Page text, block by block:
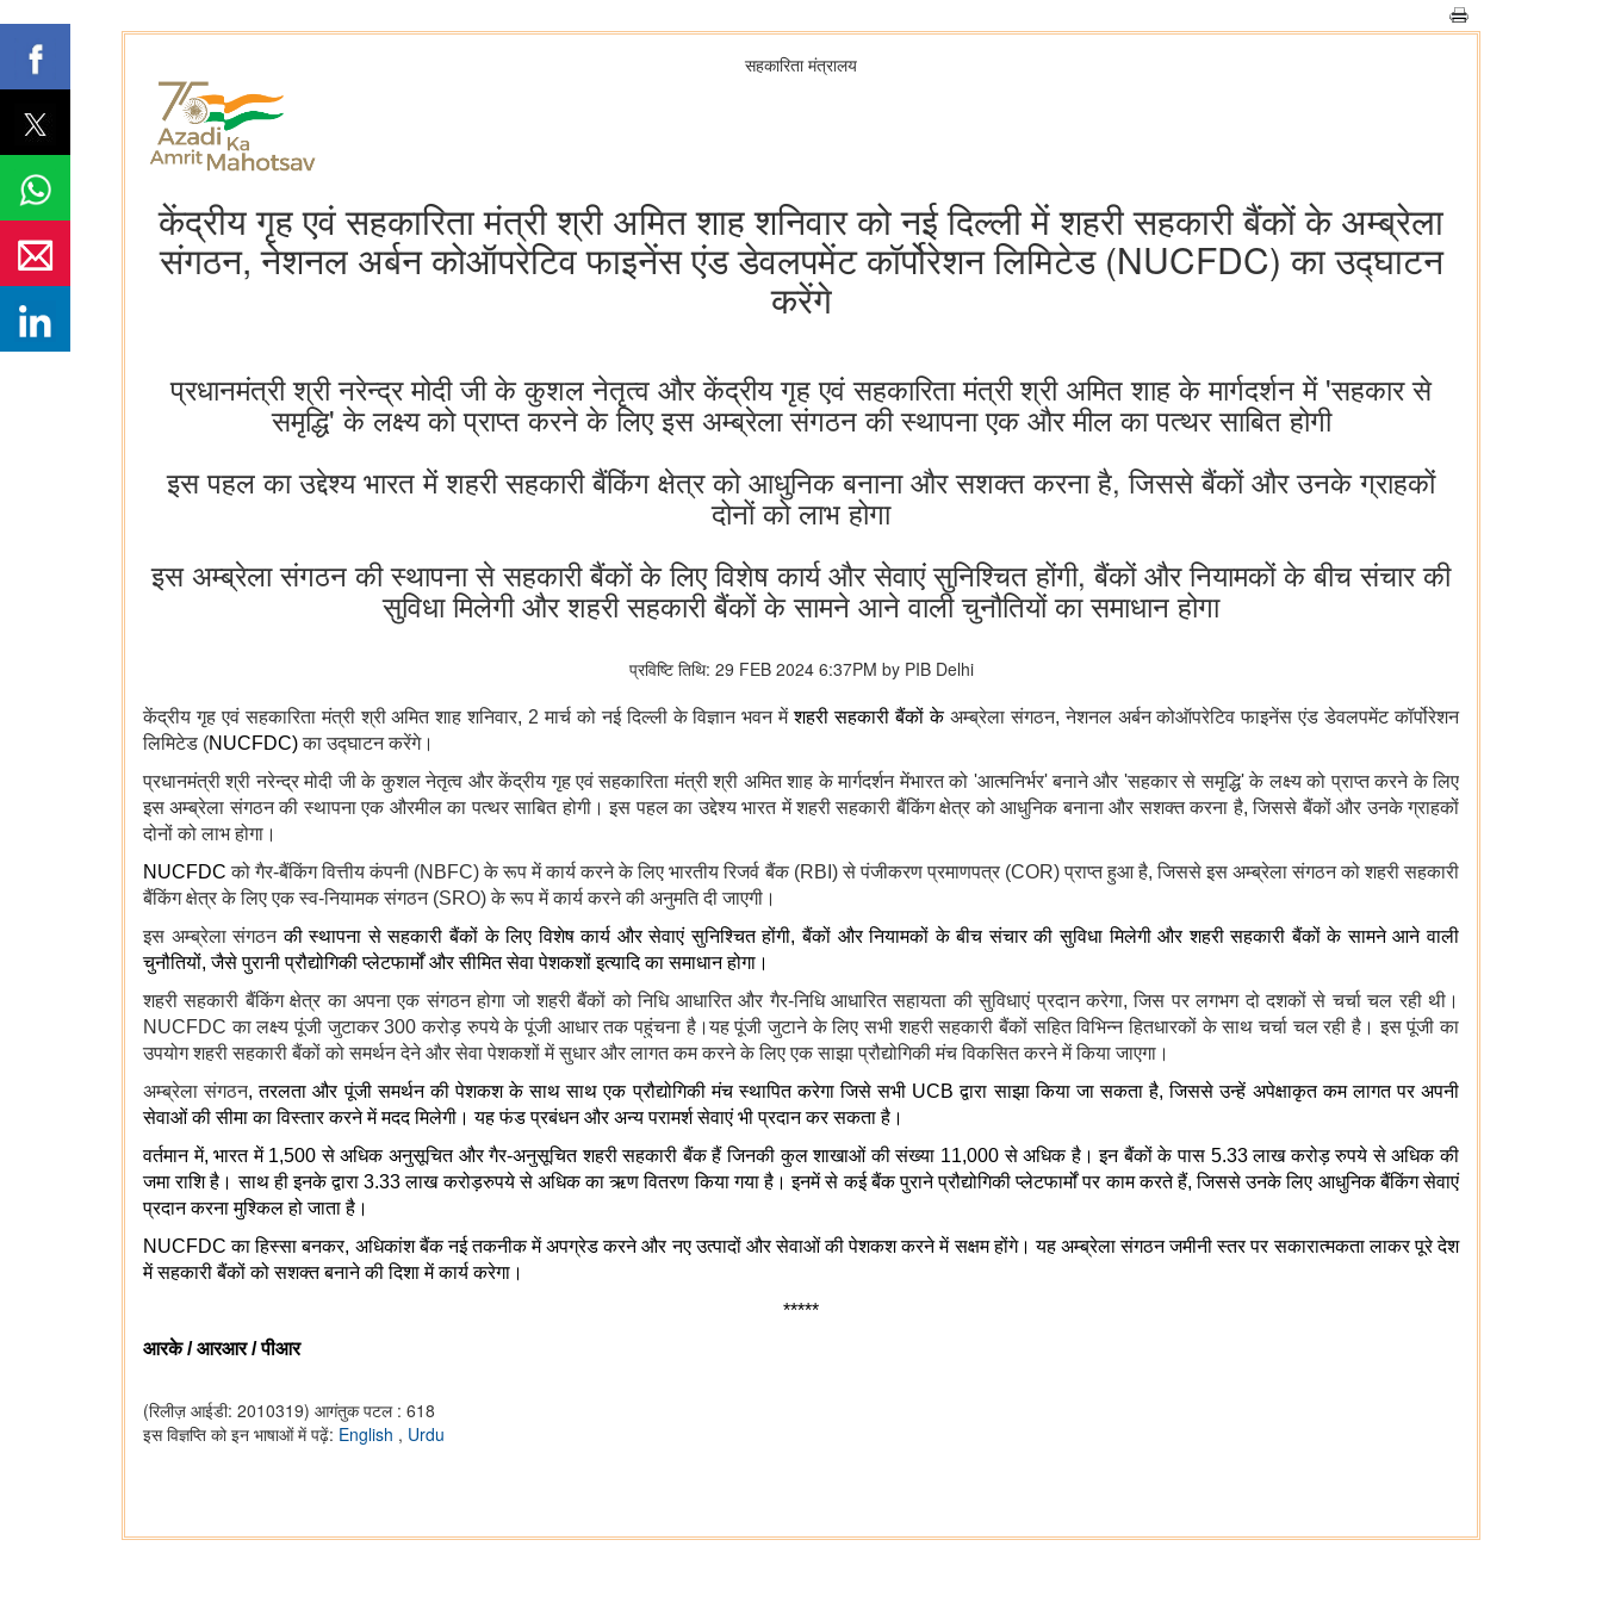
सहकारिता मंत्रालय
केंद्रीय गृह एवं सहकारिता मंत्री श्री अमित शाह शनिवार को नई दिल्ली में शहरी सहकारी बैंकों के अम्ब्रेला
संगठन, नेशनल अर्बन कोऑपरेटिव फाइनेंस एंड डेवलपमेंट कॉर्पोरेशन लिमिटेड (NUCFDC) का उद्घाटन
करेंगे
प्रधानमंत्री श्री नरेन्द्र मोदी जी के कुशल नेतृत्व और केंद्रीय गृह एवं सहकारिता मंत्री श्री अमित शाह के मार्गदर्शन में 'सहकार से
समृद्धि' के लक्ष्य को प्राप्त करने के लिए इस अम्ब्रेला संगठन की स्थापना एक और मील का पत्थर साबित होगी
इस पहल का उद्देश्य भारत में शहरी सहकारी बैंकिंग क्षेत्र को आधुनिक बनाना और सशक्त करना है, जिससे बैंकों और उनके ग्राहकों
दोनों को लाभ होगा
इस अम्ब्रेला संगठन की स्थापना से सहकारी बैंकों के लिए विशेष कार्य और सेवाएं सुनिश्चित होंगी, बैंकों और नियामकों के बीच संचार की
सुविधा मिलेगी और शहरी सहकारी बैंकों के सामने आने वाली चुनौतियों का समाधान होगा
प्रविष्टि तिथि: 29 FEB 2024 6:37PM by PIB Delhi
केंद्रीय गृह एवं सहकारिता मंत्री श्री अमित शाह शनिवार, 2 मार्च को नई दिल्ली के विज्ञान भवन मेंशहरी सहकारी बैंकों के अम्ब्रेला संगठन, नेशनल अर्बन कोऑपरेटिव फाइनेंस एंड डेवलपमेंट कॉर्पोरेशन
लिमिटेड (NUCFDC)का उद्घाटन करेंगे।
प्रधानमंत्री श्री नरेन्द्र मोदी जी के कुशल नेतृत्व और केंद्रीय गृह एवं सहकारिता मंत्री श्री अमित शाह के मार्गदर्शन मेंभारत को 'आत्मनिर्भर' बनाने और 'सहकार से समृद्धि' के लक्ष्य को प्राप्त करने के लिए
इस अम्ब्रेला संगठन की स्थापना एक औरमील का पत्थर साबित होगी। इस पहल का उद्देश्य भारत में शहरी सहकारी बैंकिंग क्षेत्र को आधुनिक बनाना और सशक्त करना है, जिससे बैंकों और उनके ग्राहकों
दोनों को लाभ होगा।
NUCFDCको गैर-बैंकिंग वित्तीय कंपनी (NBFC) के रूप में कार्य करने के लिए भारतीय रिजर्व बैंक (RBI) से पंजीकरण प्रमाणपत्र (COR) प्राप्त हुआ है, जिससे इस अम्ब्रेला संगठन को शहरी सहकारी
बैंकिंग क्षेत्र के लिए एक स्व-नियामक संगठन (SRO) के रूप में कार्य करने की अनुमति दी जाएगी।
इस अम्ब्रेला संगठनकी स्थापना से सहकारी बैंकों के लिए विशेष कार्य और सेवाएं सुनिश्चित होंगी, बैंकों और नियामकों के बीच संचार की सुविधा मिलेगी और शहरी सहकारी बैंकों के सामने आने वाली
चुनौतियों, जैसे पुरानी प्रौद्योगिकी प्लेटफार्मों और सीमित सेवा पेशकशों इत्यादि का समाधान होगा।
शहरी सहकारी बैंकिंग क्षेत्र का अपना एक संगठन होगा जो शहरी बैंकों को निधि आधारित और गैर-निधि आधारित सहायता की सुविधाएं प्रदान करेगा, जिस पर लगभग दो दशकों से चर्चा चल रही थी।
NUCFDC का लक्ष्य पूंजी जुटाकर 300 करोड़ रुपये के पूंजी आधार तक पहुंचना है।यह पूंजी जुटाने के लिए सभी शहरी सहकारी बैंकों सहित विभिन्न हितधारकों के साथ चर्चा चल रही है। इस पूंजी का
उपयोग शहरी सहकारी बैंकों को समर्थन देने और सेवा पेशकशों में सुधार और लागत कम करने के लिए एक साझा प्रौद्योगिकी मंच विकसित करने में किया जाएगा।
अम्ब्रेला संगठन, तरलता और पूंजी समर्थन की पेशकश के साथ साथ एक प्रौद्योगिकी मंच स्थापित करेगा जिसे सभी UCB द्वारा साझा किया जा सकता है, जिससे उन्हें अपेक्षाकृत कम लागत पर अपनी
सेवाओं की सीमा का विस्तार करने में मदद मिलेगी। यह फंड प्रबंधन और अन्य परामर्श सेवाएं भी प्रदान कर सकता है।
वर्तमान में, भारत में 1,500 से अधिक अनुसूचित और गैर-अनुसूचित शहरी सहकारी बैंक हैं जिनकी कुल शाखाओं की संख्या 11,000 से अधिक है। इन बैंकों के पास 5.33 लाख करोड़ रुपये से अधिक की
जमा राशि है। साथ ही इनके द्वारा 3.33 लाख करोड़रुपये से अधिक का ऋण वितरण किया गया है। इनमें से कई बैंक पुराने प्रौद्योगिकी प्लेटफार्मों पर काम करते हैं, जिससे उनके लिए आधुनिक बैंकिंग सेवाएं
प्रदान करना मुश्किल हो जाता है।
NUCFDC का हिस्सा बनकर, अधिकांश बैंक नई तकनीक में अपग्रेड करने और नए उत्पादों और सेवाओं की पेशकश करने में सक्षम होंगे। यह अम्ब्रेला संगठन जमीनी स्तर पर सकारात्मकता लाकर पूरे देश
में सहकारी बैंकों को सशक्त बनाने की दिशा में कार्य करेगा।
*****
आरके/ आरआर / पीआर
(रिलीज़ आईडी: 2010319) आगंतुक पटल : 618
इस विज्ञप्ति को इन भाषाओं में पढ़ें: English , Urdu